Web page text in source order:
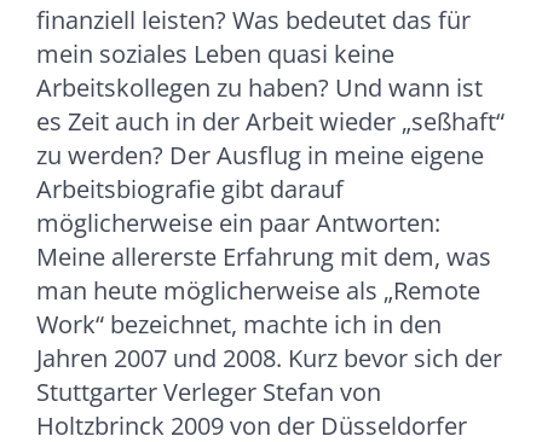
finanziell leisten? Was bedeutet das für
mein soziales Leben quasi keine
Arbeitskollegen zu haben? Und wann ist
es Zeit auch in der Arbeit wieder „seßhaft“
zu werden? Der Ausflug in meine eigene
Arbeitsbiografie gibt darauf
möglicherweise ein paar Antworten:
Meine allererste Erfahrung mit dem, was
man heute möglicherweise als „Remote
Work“ bezeichnet, machte ich in den
Jahren 2007 und 2008. Kurz bevor sich der
Stuttgarter Verleger Stefan von
Holtzbrinck 2009 von der Düsseldorfer